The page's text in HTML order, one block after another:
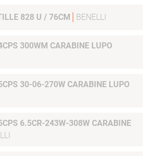
BANDE VENTILLE 828 U / 76CM BENELLI
300WM CARABINE LUPO
30-06-270W CARABINE LUPO
6.5CR-243W-308W CARABINE